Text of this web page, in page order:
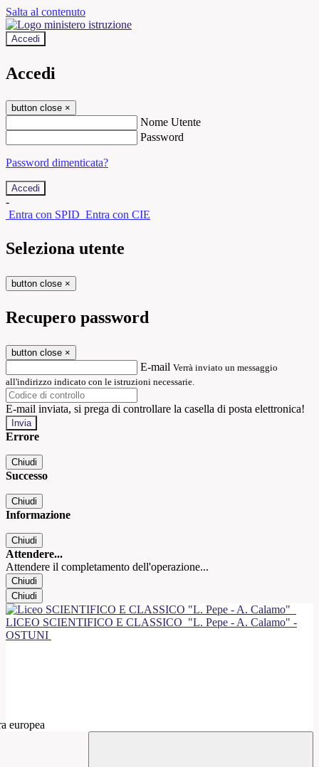
Salta al contenuto
Accedi
Accedi
button close ×
Nome Utente
Password
Password dimenticata?
-
Entra con SPID Entra con CIE
Seleziona utente
button close ×
Recupero password
button close ×
E-mail Verrà inviato un messaggio
all'indirizzo indicato con le istruzioni necessarie.
E-mail inviata, si prega di controllare la casella di posta elettronica!
Errore
Chiudi
Successo
Chiudi
Informazione
Chiudi
Attendere...
Attendere il completamento dell'operazione...
Chiudi
Chiudi
LICEO SCIENTIFICO E CLASSICO "L. Pepe - A. Calamo" -
OSTUNI